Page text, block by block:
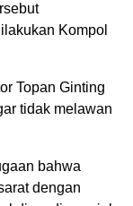
Kompol
Topan Ginting
tidak melawan
bahwa
dengan